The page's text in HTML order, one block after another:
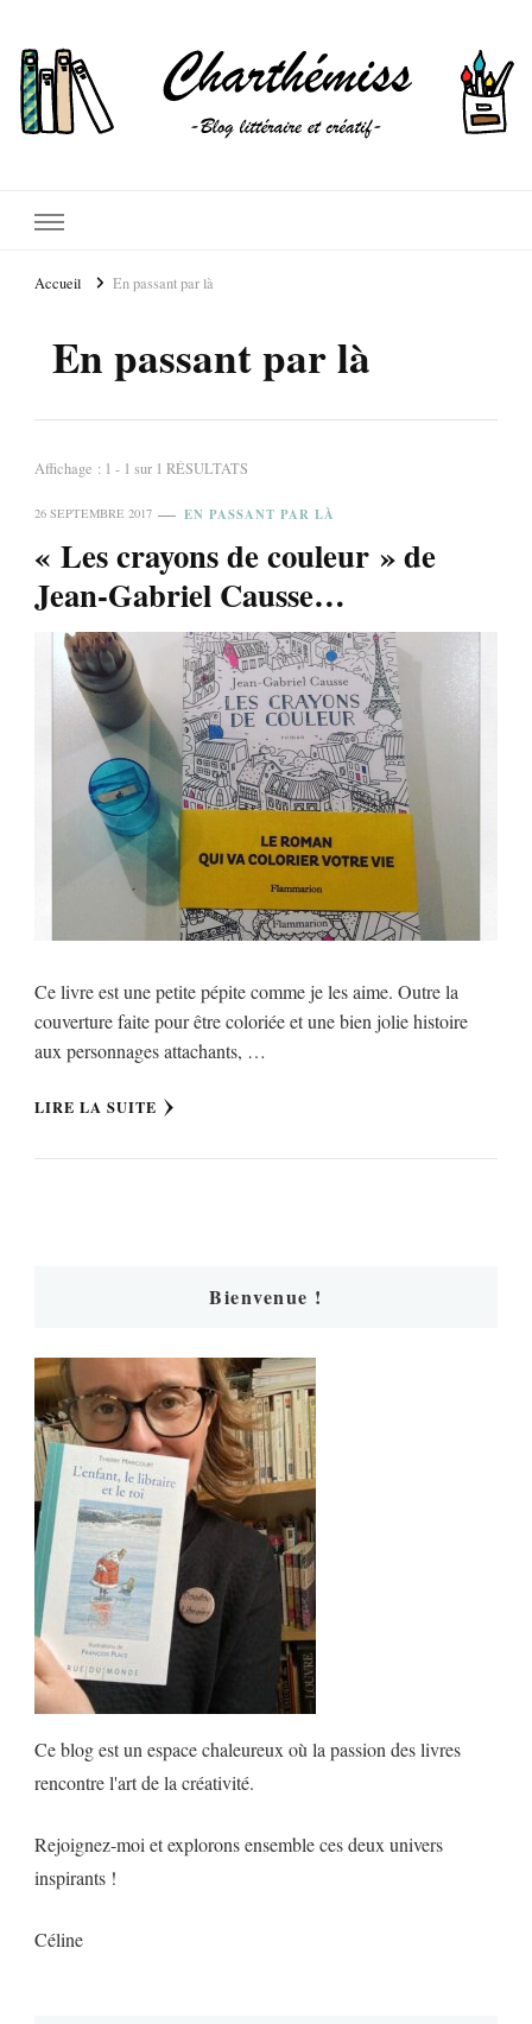
Accueil En passant par là
En passant par là
Affichage : 1 - 1 sur 1 RÉSULTATS
26 SEPTEMBRE 2017 EN PASSANT PAR LÀ
« Les crayons de couleur » de
Jean-Gabriel Causse…
Ce livre est une petite pépite comme je les aime. Outre la
couverture faite pour être coloriée et une bien jolie histoire
aux personnages attachants, …
LIRE LA SUITE
Bienvenue !
Ce blog est un espace chaleureux où la passion des livres
rencontre l'art de la créativité.
Rejoignez-moi et explorons ensemble ces deux univers
inspirants !
Céline